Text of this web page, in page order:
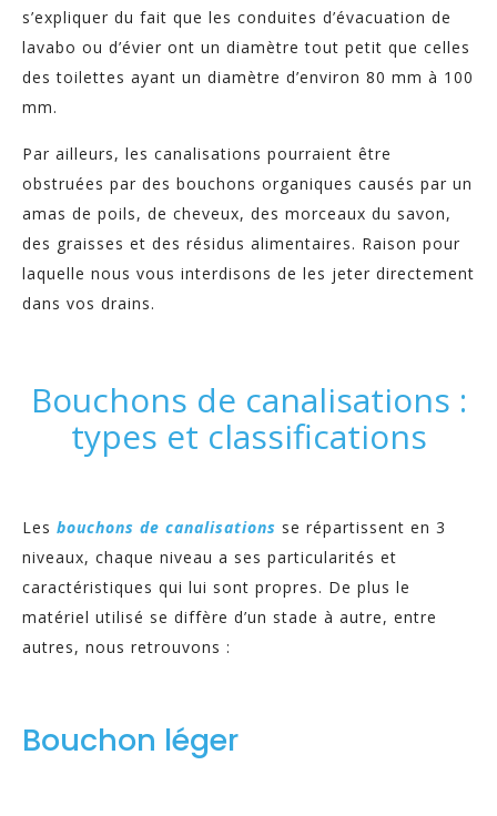
s’expliquer du fait que les conduites d’évacuation de
lavabo ou d’évier ont un diamètre tout petit que celles
des toilettes ayant un diamètre d’environ 80 mm à 100
mm.
Par ailleurs, les canalisations pourraient être
obstruées par des bouchons organiques causés par un
amas de poils, de cheveux, des morceaux du savon,
des graisses et des résidus alimentaires. Raison pour
laquelle nous vous interdisons de les jeter directement
dans vos drains.
Bouchons de canalisations :
types et classifications
Les bouchons de canalisations se répartissent en 3
niveaux, chaque niveau a ses particularités et
caractéristiques qui lui sont propres. De plus le
matériel utilisé se diffère d’un stade à autre, entre
autres, nous retrouvons :
Bouchon léger